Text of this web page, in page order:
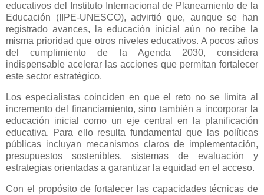
educativos del Instituto Internacional de Planeamiento de la
Educación (IIPE-UNESCO), advirtió que, aunque se han
registrado avances, la educación inicial aún no recibe la
misma prioridad que otros niveles educativos. A pocos años
del cumplimiento de la Agenda 2030, considera
indispensable acelerar las acciones que permitan fortalecer
este sector estratégico.
Los especialistas coinciden en que el reto no se limita al
incremento del financiamiento, sino también a incorporar la
educación inicial como un eje central en la planificación
educativa. Para ello resulta fundamental que las políticas
públicas incluyan mecanismos claros de implementación,
presupuestos sostenibles, sistemas de evaluación y
estrategias orientadas a garantizar la equidad en el acceso.
Con el propósito de fortalecer las capacidades técnicas de